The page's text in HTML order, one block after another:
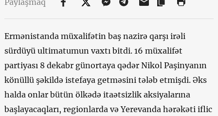
Ermənistanda müxalifətin baş nazirə qarşı irəli
sürdüyü ultimatumun vaxtı bitdi. 16 müxalifət
partiyası 8 dekabr günortaya qədər Nikol Paşinyanın
könüllü şəkildə istefaya getməsini tələb etmişdi. Əks
halda onlar bütün ölkədə itaətsizlik aksiyalarına
başlayacaqları, regionlarda və Yerevanda hərəkəti iflic